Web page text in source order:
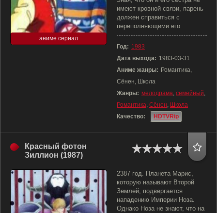
аниме сериал
имеют кровной связи, парень
должен справиться с
переполняющими его
Год: 1983
Дата выхода: 1983-03-31
Аниме жанры: Романтика,
Сёнен, Школа
Жанры: мелодрама, семейный,
Романтика, Сёнен, Школа
Качество:
HDTVRip
Красный фотон
Зиллион (1987)
2387 год. Планета Марис,
которую называют Второй
Землей, подвергается
нападению Империи Ноза.
Однако Ноза не знают, что на